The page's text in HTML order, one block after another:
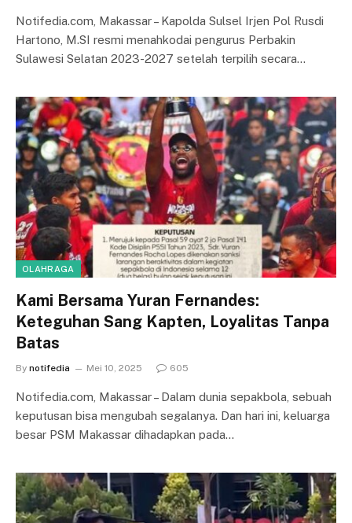
Notifedia.com, Makassar – Kapolda Sulsel Irjen Pol Rusdi
Hartono, M.SI resmi menahkodai pengurus Perbakin
Sulawesi Selatan 2023-2027 setelah terpilih secara…
OLAHRAGA
Kami Bersama Yuran Fernandes:
Keteguhan Sang Kapten, Loyalitas Tanpa
Batas
By notifedia Mei 10, 2025 605
Notifedia.com, Makassar – Dalam dunia sepakbola, sebuah
keputusan bisa mengubah segalanya. Dan hari ini, keluarga
besar PSM Makassar dihadapkan pada…